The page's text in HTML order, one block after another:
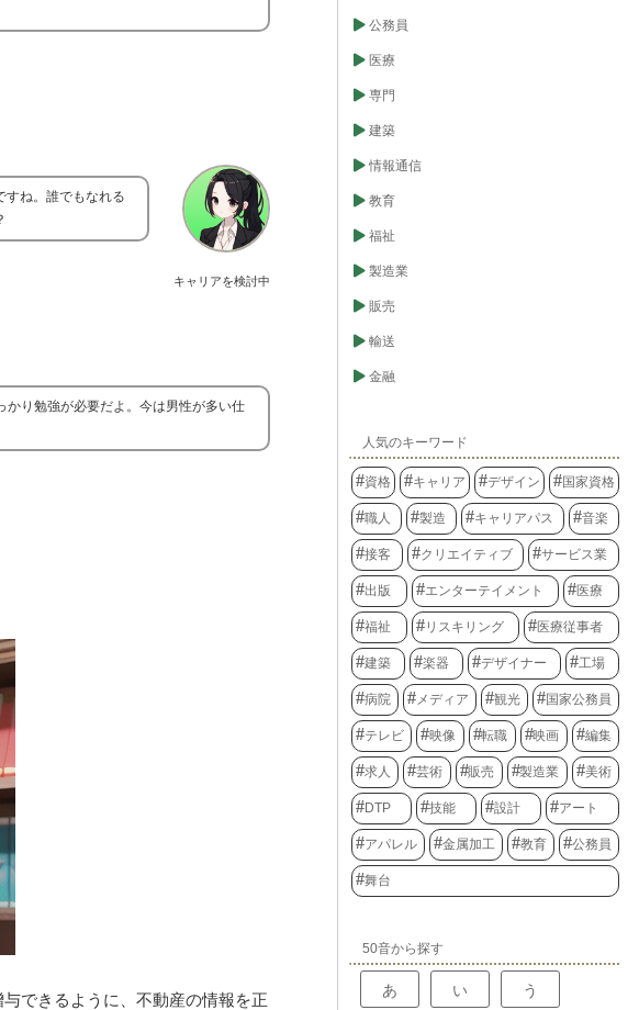
キャリアを検討中
すね。誰でもなれる
り勉強が必要だよ。今は男性が多い仕
できるように、不動産の情報を正
公務員
医療
専門
建築
情報通信
教育
福祉
製造業
販売
輸送
金融
人気のキーワード
資格 キャリア デザイン 国家資格
職人 製造 キャリアパス 音楽
接客 クリエイティブ サービス業
出版 エンターテイメント 医療
福祉 リスキリング 医療従事者
建築 楽器 デザイナー 工場
病院 メディア 観光 国家公務員
テレビ 映像 転職 映画 編集
求人 芸術 販売 製造業 美術
DTP 技能 設計 アート
アパレル 金属加工 教育 公務員
舞台
50音から探す
あ い う